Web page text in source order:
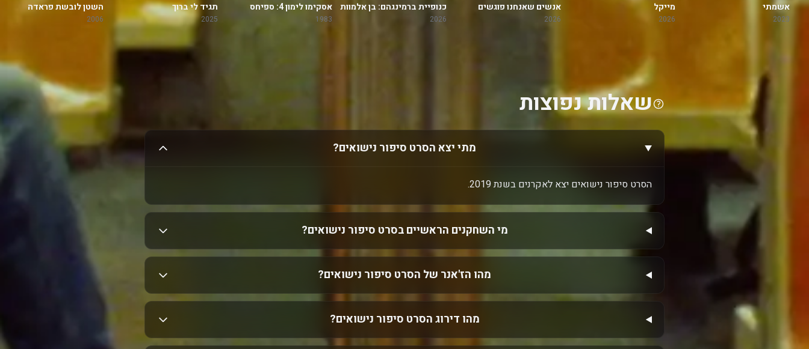
אשמתי
2023
מייקל
2026
אנשים שאנחנו פוגשים
בחופשה
2026
כנופיית ברמינגהם: בן אלמוות
2026
אסקימו לימון 4: ספיחס
1983
תגיד לי ברוך
2025
השטן לובשת פראדה
2006
שאלות נפוצות
מתי יצא הסרט סיפור נישואים?
הסרט סיפור נישואים יצא לאקרנים בשנת 2019.
מי השחקנים הראשיים בסרט סיפור נישואים?
מהו הז'אנר של הסרט סיפור נישואים?
מהו דירוג הסרט סיפור נישואים?